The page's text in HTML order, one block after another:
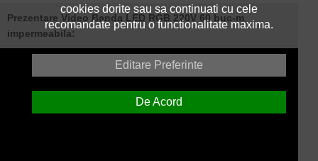
Prezentare Video Banda LED RGB 220V 60 buc-m
impermeabila:
cookies dorite sau sa continuati cu cele
recomandate pentru o functionalitate maxima.
Editare Preferinte
De Acord